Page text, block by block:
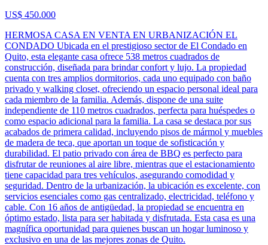
US$ 450.000
HERMOSA CASA EN VENTA EN URBANIZACIÓN EL
CONDADO Ubicada en el prestigioso sector de El Condado en
Quito, esta elegante casa ofrece 538 metros cuadrados de
construcción, diseñada para brindar confort y lujo. La propiedad
cuenta con tres amplios dormitorios, cada uno equipado con baño
privado y walking closet, ofreciendo un espacio personal ideal para
cada miembro de la familia. Además, dispone de una suite
independiente de 110 metros cuadrados, perfecta para huéspedes o
como espacio adicional para la familia. La casa se destaca por sus
acabados de primera calidad, incluyendo pisos de mármol y muebles
de madera de teca, que aportan un toque de sofisticación y
durabilidad. El patio privado con área de BBQ es perfecto para
disfrutar de reuniones al aire libre, mientras que el estacionamiento
tiene capacidad para tres vehículos, asegurando comodidad y
seguridad. Dentro de la urbanización, la ubicación es excelente, con
servicios esenciales como gas centralizado, electricidad, teléfono y
cable. Con 16 años de antigüedad, la propiedad se encuentra en
óptimo estado, lista para ser habitada y disfrutada. Esta casa es una
magnífica oportunidad para quienes buscan un hogar luminoso y
exclusivo en una de las mejores zonas de Quito.